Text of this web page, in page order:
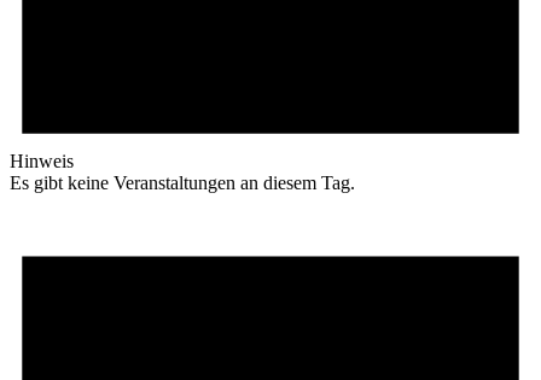
Hinweis
Es gibt keine Veranstaltungen an diesem Tag.